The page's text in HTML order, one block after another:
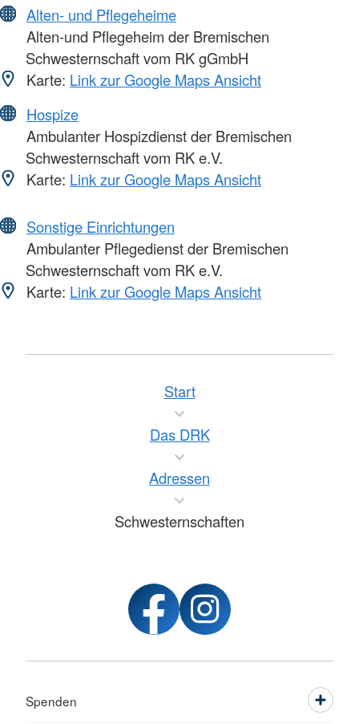
Alten- und Pflegeheime
Alten-und Pflegeheim der Bremischen
Schwesternschaft vom RK gGmbH
Karte: Link zur Google Maps Ansicht
Hospize
Ambulanter Hospizdienst der Bremischen
Schwesternschaft vom RK e.V.
Karte: Link zur Google Maps Ansicht
Sonstige Einrichtungen
Ambulanter Pflegedienst der Bremischen
Schwesternschaft vom RK e.V.
Karte: Link zur Google Maps Ansicht
Start
Das DRK
Adressen
Schwesternschaften
Spenden